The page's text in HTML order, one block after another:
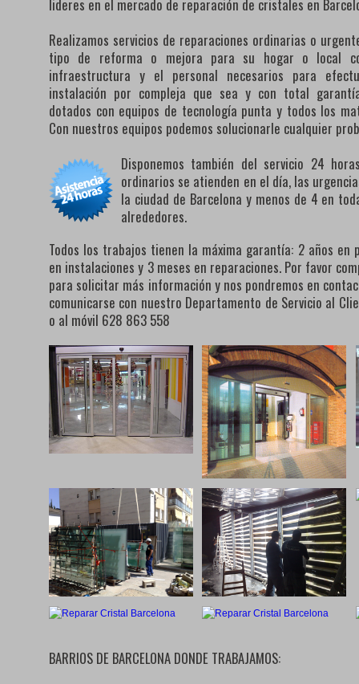
lideres en el mercado de reparación de cristales en
Realizamos servicios de reparaciones ordinarias o
tipo de reforma o mejora para su hogar o local
infraestructura y el personal necesarios para
instalación por compleja que sea y con total
dotados con equipos de tecnología punta y todos los
Con nuestros equipos podemos solucionarle cualquier
Disponemos también del servicio 24
ordinarios se atienden en el día, las
la ciudad de Barcelona y menos de 4 en
alrededores.
Todos los trabajos tienen la máxima garantía: 2 años en
en instalaciones y 3 meses en reparaciones. Por favor
para solicitar más información y nos pondremos en
comunicarse con nuestro Departamento de Servicio al
o al móvil 628 863 558
BARRIOS DE BARCELONA DONDE TRABAJAMOS: